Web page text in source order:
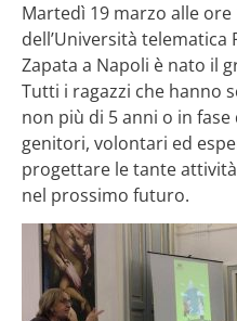
Martedì 19 marzo alle
dell’Università telematica
Zapata a Napoli è nato il
Tutti i ragazzi che
non più di 5 anni o in
genitori, volontari ed
progettare le tante
nel prossimo futuro.